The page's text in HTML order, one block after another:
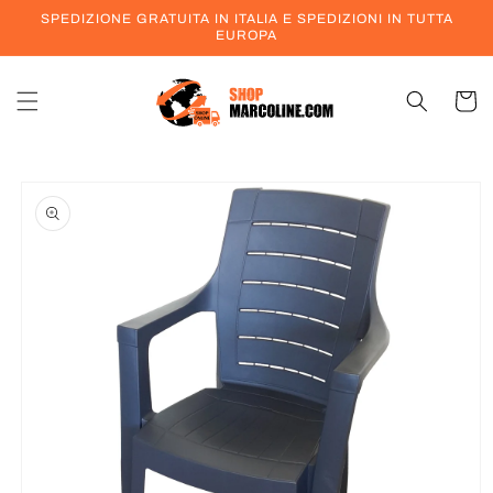
direttamente
SPEDIZIONE GRATUITA IN ITALIA E SPEDIZIONI IN TUTTA
EUROPA
Carrello
informazioni
sul prodotto